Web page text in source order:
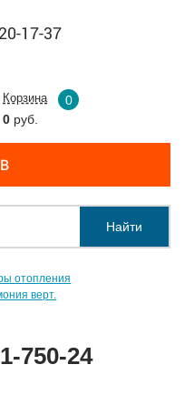
17-37
Корзина
0
0 руб.
Найти
отопления
верт.
750-24